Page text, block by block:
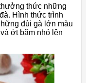
thức những
Hình thức trình
đùi gà lớn màu
ớt băm nhỏ lên